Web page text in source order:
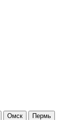
Омск
Пермь